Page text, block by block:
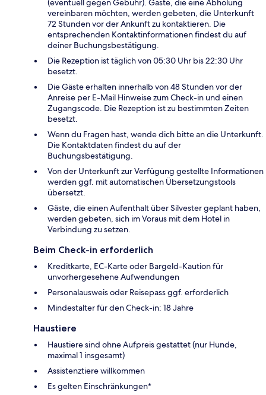
(eventuell gegen Gebühr). Gäste, die eine Abholung
vereinbaren möchten, werden gebeten, die Unterkunft
72 Stunden vor der Ankunft zu kontaktieren. Die
entsprechenden Kontaktinformationen findest du auf
deiner Buchungsbestätigung.
Die Rezeption ist täglich von 05:30 Uhr bis 22:30 Uhr
besetzt.
Die Gäste erhalten innerhalb von 48 Stunden vor der
Anreise per E-Mail Hinweise zum Check-in und einen
Zugangscode. Die Rezeption ist zu bestimmten Zeiten
besetzt.
Wenn du Fragen hast, wende dich bitte an die Unterkunft.
Die Kontaktdaten findest du auf der
Buchungsbestätigung.
Von der Unterkunft zur Verfügung gestellte Informationen
werden ggf. mit automatischen Übersetzungstools
übersetzt.
Gäste, die einen Aufenthalt über Silvester geplant haben,
werden gebeten, sich im Voraus mit dem Hotel in
Verbindung zu setzen.
Beim Check-in erforderlich
Kreditkarte, EC-Karte oder Bargeld-Kaution für
unvorhergesehene Aufwendungen
Personalausweis oder Reisepass ggf. erforderlich
Mindestalter für den Check-in: 18 Jahre
Haustiere
Haustiere sind ohne Aufpreis gestattet (nur Hunde,
maximal 1 insgesamt)
Assistenztiere willkommen
Es gelten Einschränkungen*